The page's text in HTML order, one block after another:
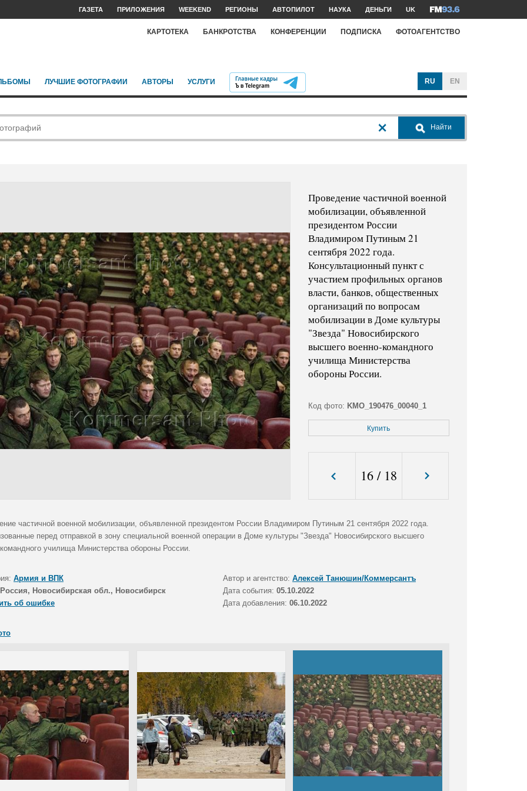
ГАЗЕТА ПРИЛОЖЕНИЯ WEEKEND РЕГИОНЫ АВТОПИЛОТ НАУКА ДЕНЬГИ UK
КАРТОТЕКА БАНКРОТСТВА КОНФЕРЕНЦИИ ПОДПИСКА ФОТОАГЕНТСТВО
ЛУЧШИЕ ФОТОГРАФИИ АВТОРЫ УСЛУГИ RU EN
Найти
Проведение частичной военной
мобилизации, объявленной
президентом России
Владимиром Путиным 21
сентября 2022 года.
Консультационный пункт с
участием профильных органов
власти, банков, общественных
организаций по вопросам
мобилизации в Доме культуры
"Звезда" Новосибирского
высшего военно-командного
училища Министерства
обороны России.
Код фото: KMO_190476_00040_1
Формат файла: jpg
Размер файла (Мбайт):
Купить
16/ 18
частичной военной мобилизации, объявленной президентом России Владимиром Путиным 21 сентября 2022 года.
перед отправкой в зону специальной военной операции в Доме культуры "Звезда" Новосибирского высшего
училища Министерства обороны России.
Армия и ВПК Автор и агентство: Алексей Танюшин/Коммерсантъ
Россия, Новосибирская обл., Новосибирск Дата события: 05.10.2022
об ошибке
Дата добавления: 06.10.2022